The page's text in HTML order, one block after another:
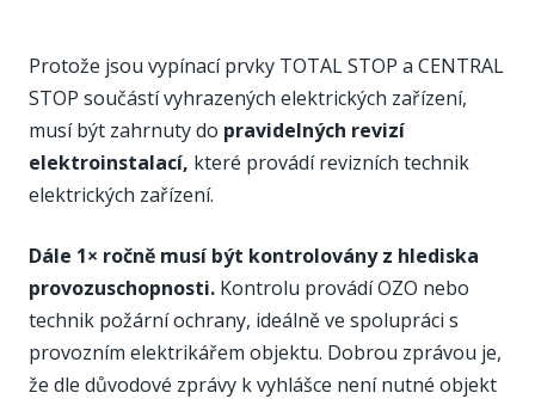
Protože jsou vypínací prvky TOTAL STOP a CENTRAL
STOP součástí vyhrazených elektrických zařízení,
musí být zahrnuty do pravidelných revizí
elektroinstalací, které provádí revizních technik
elektrických zařízení.
Dále 1× ročně musí být kontrolovány z hlediska
provozuschopnosti. Kontrolu provádí OZO nebo
technik požární ochrany, ideálně ve spolupráci s
provozním elektrikářem objektu. Dobrou zprávou je,
že dle důvodové zprávy k vyhlášce není nutné objekt